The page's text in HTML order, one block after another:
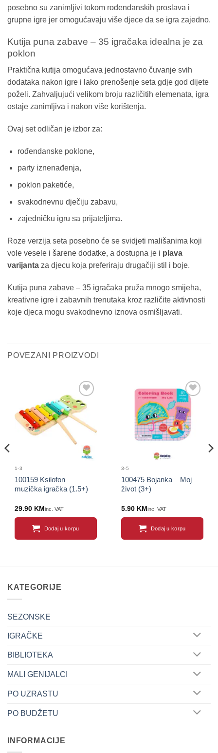
posebno su zanimljivi tokom rođendanskih proslava i
grupne igre jer omogućavaju više djece da se igra zajedno.
Kutija puna zabave – 35 igračaka idealna je za
poklon
Praktična kutija omogućava jednostavno čuvanje svih
dodataka nakon igre i lako prenošenje seta gdje god dijete
poželi. Zahvaljujući velikom broju različitih elemenata, igra
ostaje zanimljiva i nakon više korištenja.
Ovaj set odličan je izbor za:
rođendanske poklone,
party iznenađenja,
poklon paketiće,
svakodnevnu dječiju zabavu,
zajedničku igru sa prijateljima.
Roze verzija seta posebno će se svidjeti mališanima koji
vole vesele i šarene dodatke, a dostupna je i plava
varijanta za djecu koja preferiraju drugačiji stil i boje.
Kutija puna zabave – 35 igračaka pruža mnogo smijeha,
kreativne igre i zabavnih trenutaka kroz različite aktivnosti
koje djeca mogu svakodnevno iznova osmišljavati.
POVEZANI PROIZVODI
Sačuvaj
proizvod
1-3
100159 Ksilofon –
muzička igračka (1.5+)
29.90 KM inc. VAT
Dodaj u korpu
Sačuvaj
proizvod
3-5
100475 Bojanka – Moj
život (3+)
5.90 KM inc. VAT
Dodaj u korpu
KATEGORIJE
SEZONSKE
IGRAČKE
BIBLIOTEKA
MALI GENIJALCI
PO UZRASTU
PO BUDŽETU
INFORMACIJE